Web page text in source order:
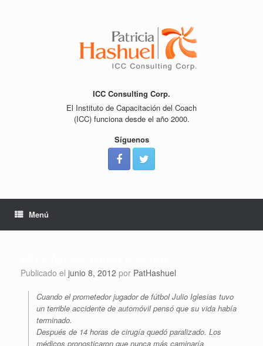
ICC Consulting Corp.
El Instituto de Capacitación del Coach
(ICC) funciona desde el año 2000.
Síguenos
Menú
Publicado el junio 8, 2012 por PatHashuel
Cuando el prometedor jugador de fútbol Julio Iglesias tuvo
un terrible accidente de automóvil pensó que su vida había
terminado.
Después de 14 horas de cirugía quedó paralizado. Los
médicos pronosticaron que nunca más caminaría